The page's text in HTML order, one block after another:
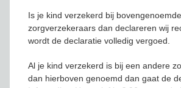
Is je kind verzekerd bij bovengenoemde
zorgverzekeraars dan declareren wij
wordt de declaratie volledig vergoed.
Al je kind verzekerd is bij een andere
dan hierboven genoemd dan gaat de